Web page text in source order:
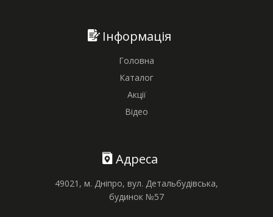
Інформація
Головна
Каталог
Акції
Відео
Адреса
49021, м. Дніпро, вул. Детальбудівська,
будинок №57